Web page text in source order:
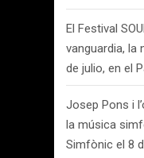
El Festival
vanguardia, la
de julio, en el
Josep Pons i
la música
Simfònic el 8